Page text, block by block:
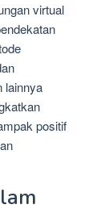
virtual
lainnya
positif